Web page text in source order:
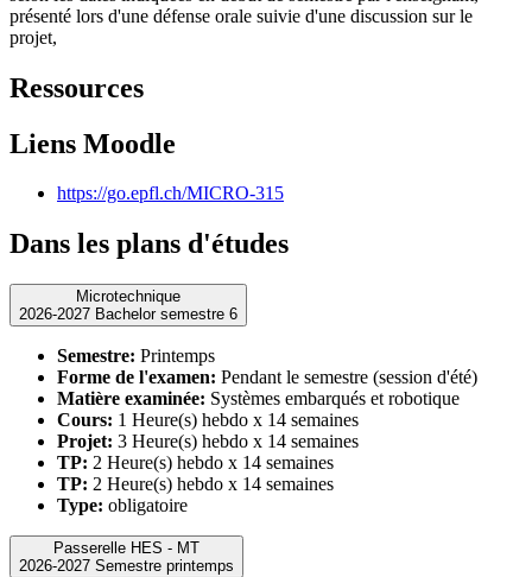
présenté lors d'une défense orale suivie d'une discussion sur le
projet,
Ressources
Liens Moodle
https://go.epfl.ch/MICRO-315
Dans les plans d'études
Microtechnique
2026-2027 Bachelor semestre 6
Semestre: Printemps
Forme de l'examen: Pendant le semestre (session d'été)
Matière examinée: Systèmes embarqués et robotique
Cours: 1 Heure(s) hebdo x 14 semaines
Projet: 3 Heure(s) hebdo x 14 semaines
TP: 2 Heure(s) hebdo x 14 semaines
TP: 2 Heure(s) hebdo x 14 semaines
Type: obligatoire
Passerelle HES - MT
2026-2027 Semestre printemps